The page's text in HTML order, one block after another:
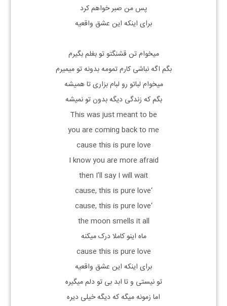
پس من صبر خواهم کرد
برای اینکه این عشق واقعیه
میخوام تن قشنگتو تو بغلم بگیرم
بگم اگه نباشی کارم تمومه بدونه تو میمیرم
میخوام لباتو رو لبام بزاری تا همیشه
بگم که زندگی دیگه بدون تو نمیشه
This was just meant to be
you are coming back to me
cause this is pure love
I know you are more afraid
then I’ll say I will wait
‘cause, this is pure love
‘cause, this is pure love
the moon smells it all
ماه اینو کاملا درک میکنه
cause this is pure love
برای اینکه این عشق واقعیه
تو نیستی و تا ابد بی تو دلم میگیره
اما زمونه میگه که دیگه خیلی دیره